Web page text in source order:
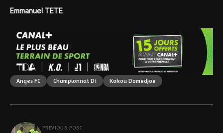
Emmanuel TETE
Anges FC Championnat D1 Kokou Domedjoe
PREVIOUS POST